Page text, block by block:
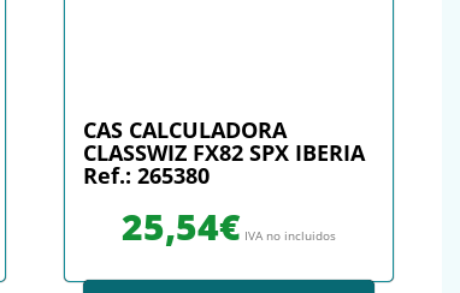
CAS CALCULADORA
CLASSWIZ FX82 SPX IBERIA
Ref.: 265380
25,54€ IVA no incluidos